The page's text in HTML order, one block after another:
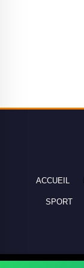
ACCUEIL
SPORT